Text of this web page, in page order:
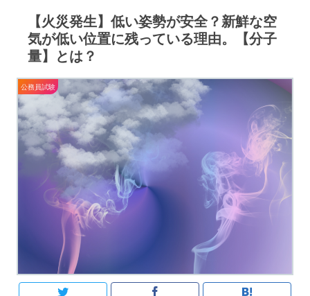
【火災発生】低い姿勢が安全？新鮮な空
気が低い位置に残っている理由。【分子
量】とは？
公務員試験